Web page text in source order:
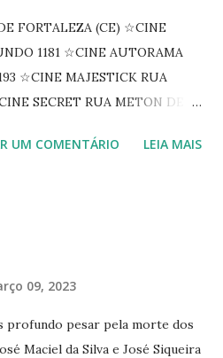
FORTALEZA (CE) ☆CINE
1181 ☆CINE AUTORAMA
☆CINE MAJESTICK RUA
SECRET RUA METON DE
RUA FLORIANO PEIXOTO 1206
DE MAIO 825 ☆CINE ECLIPSE
UM COMENTÁRIO LEIA MAIS
09, 2023
profundo pesar pela morte dos
Maciel da Silva e José Siqueira